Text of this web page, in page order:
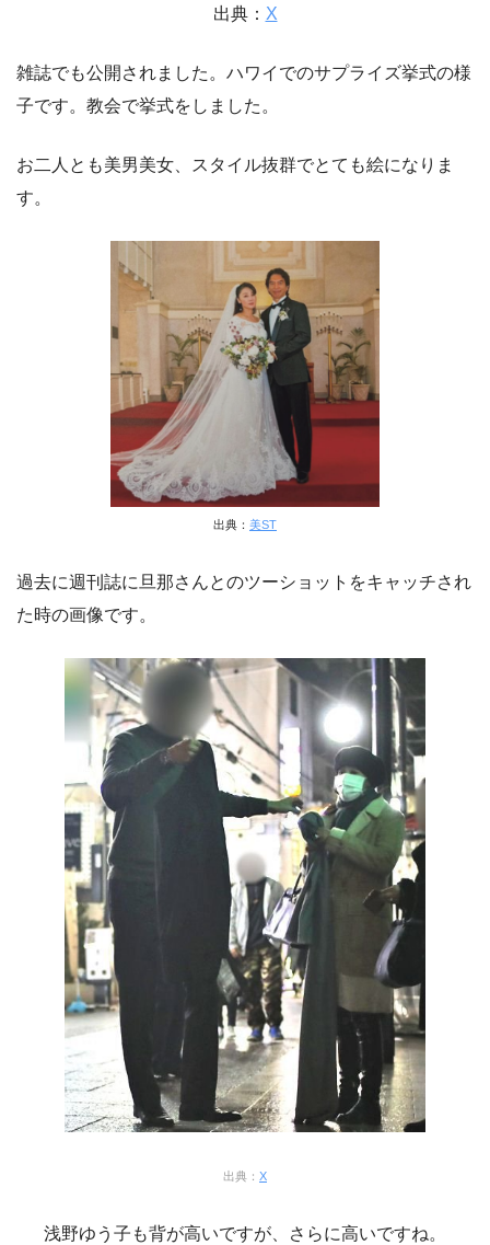
出典： X
雑誌でも公開されました。ハワイでのサプライズ挙式の様
子です。教会で挙式をしました。
お二人とも美男美女、スタイル抜群でとても絵になりま
す。
出典： 美ST
過去に週刊誌に旦那さんとのツーショットをキャッチされ
た時の画像です。
出典： X
浅野ゆう子も背が高いですが、さらに高いですね。